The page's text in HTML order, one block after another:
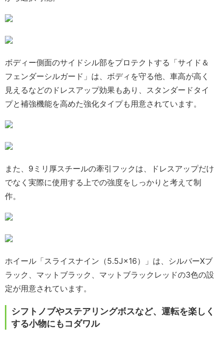
ボディー側面のサイドシル部をプロテクトする「サイド＆
フェンダーシルガード」は、ボディを守る他、車高が高く
見えるなどのドレスアップ効果もあり、スタンダードタイ
プと補強機能を高めた強化タイプも用意されています。
また、9ミリ厚スチールの牽引フックは、ドレスアップだけ
でなく実際に使用する上での強度をしっかりと考えて制
作。
ホイール「スライスナイン（5.5J×16）」は、シルバーXブ
ラック、マットブラック、マットブラックレッドの3色の設
定が用意されています。
シフトノブやステアリングボスなど、運転を楽しく
する小物にもコダワル